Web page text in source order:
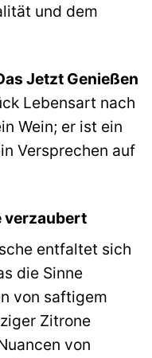
und dem
Jetzt Genießen
Lebensart nach
Wein; er ist ein
Versprechen auf
verzaubert
entfaltet sich
die Sinne
von saftigem
Zitrone
von